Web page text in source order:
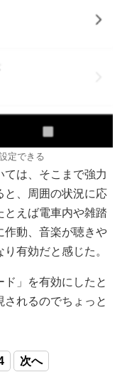
定できる
は、そこまで強力
と、周囲の状況に応
とえば電車内や雑踏
作動、音楽が聴きや
有効だと感じた。
」を有効にしたと
れるのでちょっと
次へ